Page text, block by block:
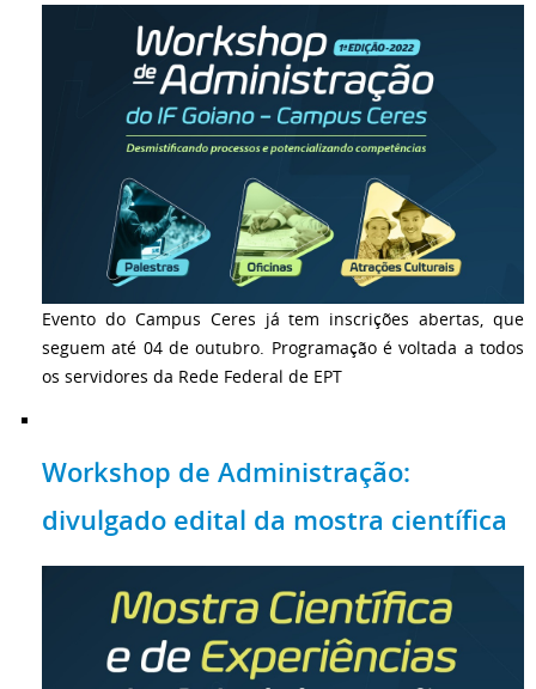
Evento do Campus Ceres já tem inscrições abertas, que
seguem até 04 de outubro. Programação é voltada a todos
os servidores da Rede Federal de EPT
Workshop de Administração:
divulgado edital da mostra científica